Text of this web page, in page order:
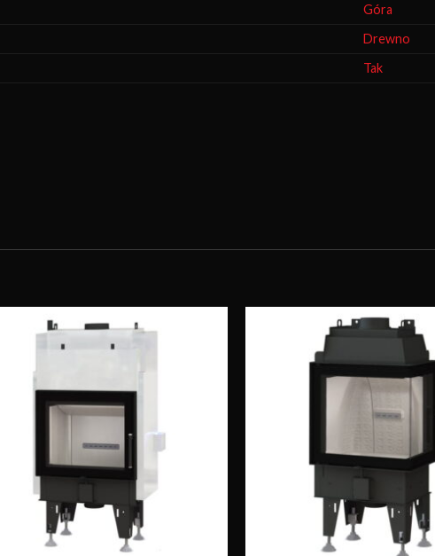
Góra
Drewno
Tak